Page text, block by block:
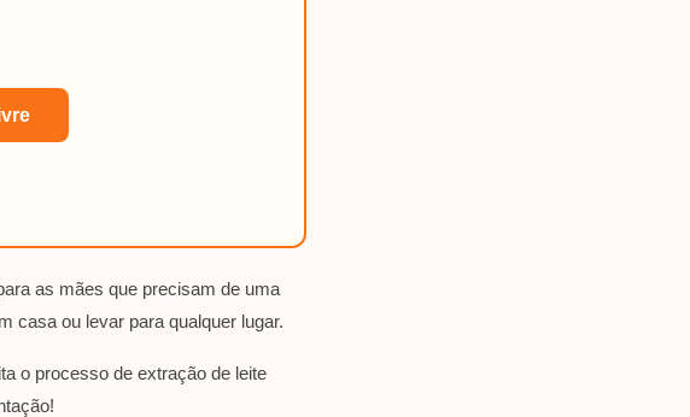
as mães que precisam de uma
casa ou levar para qualquer lugar.
o processo de extração de leite